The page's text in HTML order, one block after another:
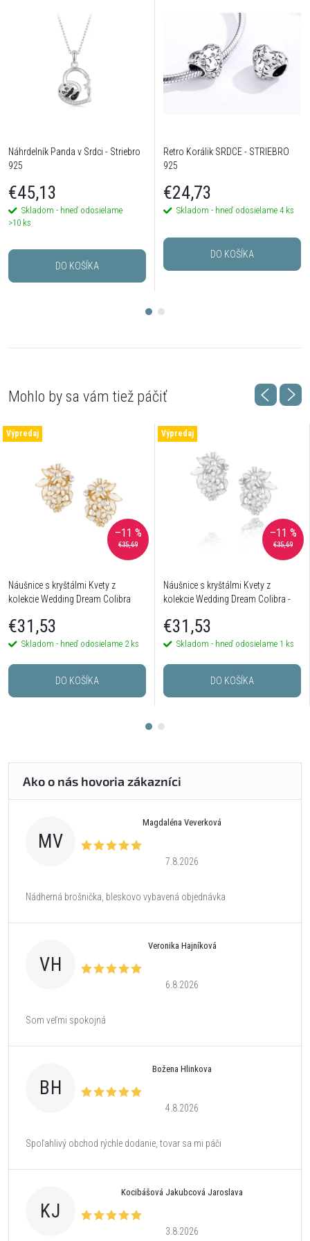
Náhrdelník Panda v Srdci - Striebro
925
€45,13
Skladom - hneď odosielame
>10 ks
DO KOŠÍKA
Retro Korálik SRDCE - STRIEBRO
925
€24,73
Skladom - hneď odosielame 4 ks
DO KOŠÍKA
Výpredaj
€35,69
–11 %
Náušnice s kryštálmi Kvety z
kolekcie Wedding Dream Colibra
€31,53
Skladom - hneď odosielame 2 ks
DO KOŠÍKA
Výpredaj
€35,69
–11 %
Náušnice s kryštálmi Kvety z
kolekcie Wedding Dream Colibra -
€31,53
Skladom - hneď odosielame 1 ks
DO KOŠÍKA
MV
Magdaléna Veverková
7.8.2026
Nádherná brošnička, bleskovo vybavená objednávka
VH
Veronika Hajníková
6.8.2026
Som veľmi spokojná
BH
Božena Hlinkova
4.8.2026
Spoľahlivý obchod rýchle dodanie, tovar sa mi páči
KJ
Kocibášová Jakubcová Jaroslava
3.8.2026